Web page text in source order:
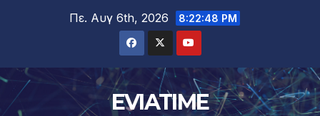
Πε. Αυγ 6th, 2026 8:22:48 PM
EVIATIME